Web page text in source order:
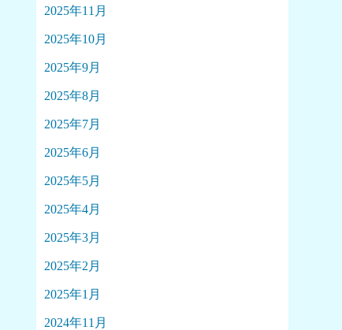
2025年11月
2025年10月
2025年9月
2025年8月
2025年7月
2025年6月
2025年5月
2025年4月
2025年3月
2025年2月
2025年1月
2024年11月